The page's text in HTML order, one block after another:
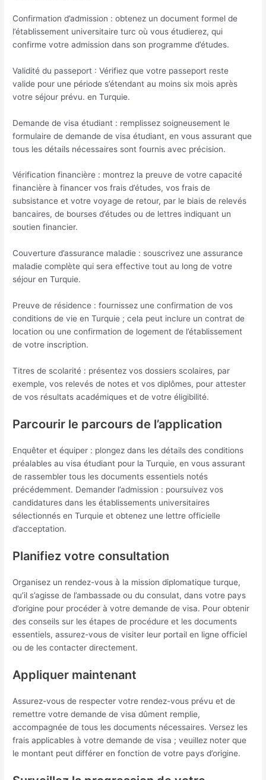
Confirmation d’admission : obtenez un document formel de
l’établissement universitaire turc où vous étudierez, qui
confirme votre admission dans son programme d’études.
Validité du passeport : Vérifiez que votre passeport reste
valide pour une période s’étendant au moins six mois après
votre séjour prévu. en Turquie.
Demande de visa étudiant : remplissez soigneusement le
formulaire de demande de visa étudiant, en vous assurant que
tous les détails nécessaires sont fournis avec précision.
Vérification financière : montrez la preuve de votre capacité
financière à financer vos frais d’études, vos frais de
subsistance et votre voyage de retour, par le biais de relevés
bancaires, de bourses d’études ou de lettres indiquant un
soutien financier.
Couverture d’assurance maladie : souscrivez une assurance
maladie complète qui sera effective tout au long de votre
séjour en Turquie.
Preuve de résidence : fournissez une confirmation de vos
conditions de vie en Turquie ; cela peut inclure un contrat de
location ou une confirmation de logement de l’établissement
de votre inscription.
Titres de scolarité : présentez vos dossiers scolaires, par
exemple, vos relevés de notes et vos diplômes, pour attester
de vos résultats académiques et de votre éligibilité.
Parcourir le parcours de l’application
Enquêter et équiper : plongez dans les détails des conditions
préalables au visa étudiant pour la Turquie, en vous assurant
de rassembler tous les documents essentiels notés
précédemment. Demander l’admission : poursuivez vos
candidatures dans les établissements universitaires
sélectionnés en Turquie et obtenez une lettre officielle
d’acceptation.
Planifiez votre consultation
Organisez un rendez-vous à la mission diplomatique turque,
qu’il s’agisse de l’ambassade ou du consulat, dans votre pays
d’origine pour procéder à votre demande de visa. Pour obtenir
des conseils sur les étapes de procédure et les documents
essentiels, assurez-vous de visiter leur portail en ligne officiel
ou de les contacter directement.
Appliquer maintenant
Assurez-vous de respecter votre rendez-vous prévu et de
remettre votre demande de visa dûment remplie,
accompagnée de tous les documents nécessaires. Versez les
frais applicables à votre demande de visa ; veuillez noter que
le montant peut différer en fonction de votre pays d’origine.